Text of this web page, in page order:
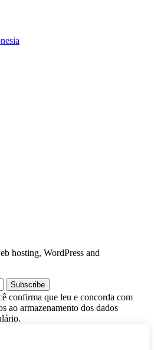
hosting, WordPress and
Subscribe
confirma que leu e concorda com
ao armazenamento dos dados